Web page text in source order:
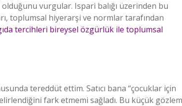
vurgular. Ispari balığı üzerinden bu
toplumsal hiyerarşi ve normlar tarafından
tercihleri bireysel özgürlük ile toplumsal
tereddüt ettim. Satıcı bana “çocuklar için
fark etmemi sağladı. Bu küçük